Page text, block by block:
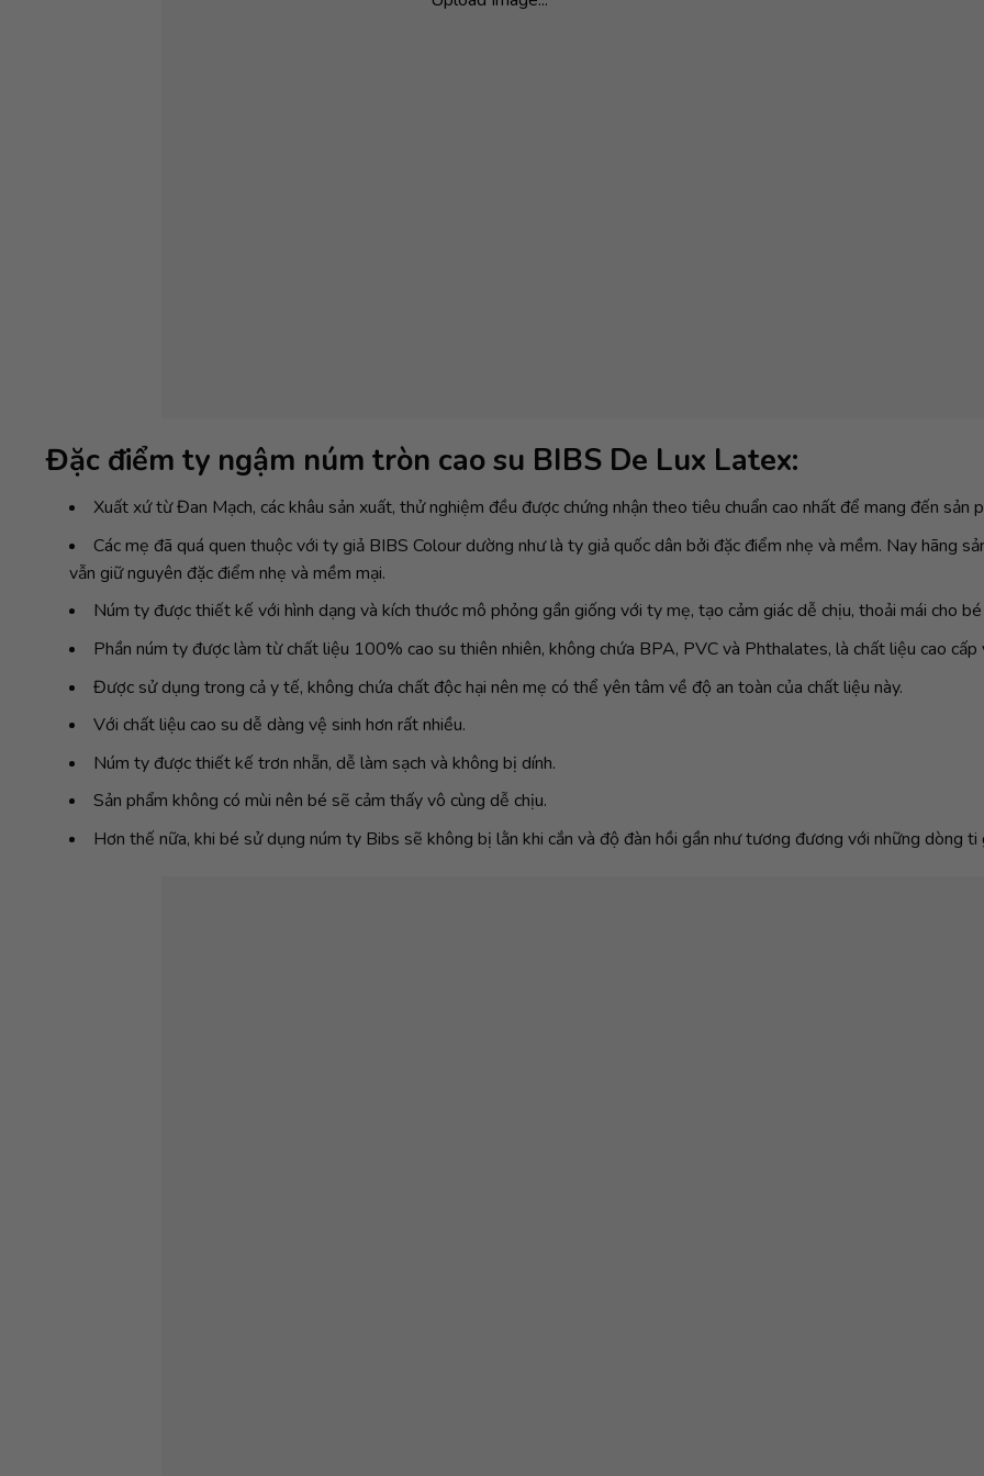
Đặc điểm ty ngậm núm tròn cao su BIBS De Lux Latex:
Xuất xứ từ Đan Mạch, các khâu sản xuất, thử nghiệm đều được chứng nhận theo tiêu chuẩn cao nhất để mang đến sản
Các mẹ đã quá quen thuộc với ty giả BIBS Colour dường như là ty giả quốc dân bởi đặc điểm nhẹ và mềm. Nay hãng
vẫn giữ nguyên đặc điểm nhẹ và mềm mại.
Núm ty được thiết kế với hình dạng và kích thước mô phỏng gần giống với ty mẹ, tạo cảm giác dễ chịu, thoải mái cho
Phần núm ty được làm từ chất liệu 100% cao su thiên nhiên, không chứa BPA, PVC và Phthalates, là chất liệu cao cấp
Được sử dụng trong cả y tế, không chứa chất độc hại nên mẹ có thể yên tâm về độ an toàn của chất liệu này.
Với chất liệu cao su dễ dàng vệ sinh hơn rất nhiều.
Núm ty được thiết kế trơn nhẵn, dễ làm sạch và không bị dính.
Sản phẩm không có mùi nên bé sẽ cảm thấy vô cùng dễ chịu.
Hơn thế nữa, khi bé sử dụng núm ty Bibs sẽ không bị lằn khi cắn và độ đàn hồi gần như tương đương với những dòng ti